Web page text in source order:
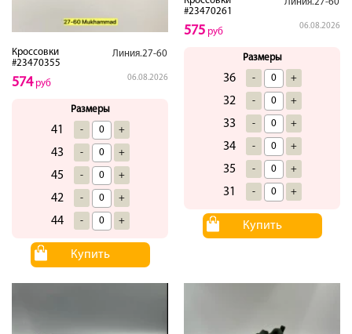
Кроссовки
#23470355
Линия.27-60
06.08.2026
574руб
Размеры
41 - +
43 - +
45 - +
42 - +
44 - +
Купить
#23470261
06.08.2026
575 руб
Размеры
36 - +
32 - +
33 - +
34 - +
35 - +
31 - +
Купить